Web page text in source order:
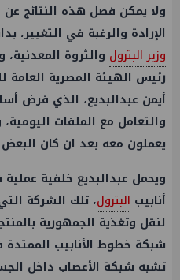
ولا يمكن فصل هذه النتائج
الإرادة والرغبة في التغيير،
وزير البترول والثروة
رئيس الهيئة المصرية العامة
أيمن عبدالبديع، الذي فرض
والتعامل مع الملفات
يعملون معه بعد ان كان
ويحمل عبدالبديع خلفية عملية
أنابيب البترول، تلك الشركة
لنقل وتغذية الجمهورية
شبكة خطوط الأنابيب الممتدة
تشبه شبكة الأعصاب داخل